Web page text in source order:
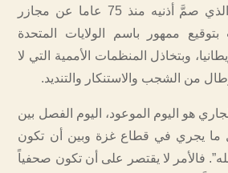
لأكون صوتهم للعالم الذي صمَّ أذنيه منذ 75 عاما عن مجازر
بتوقيع ممهور باسم الولايات المتحدة
وبتخاذل المنظمات الأممية التي لا
من الشجب والاستنكار والتنديد.
هو اليوم الموعود، اليوم الفصل بين
ما يجري في قطاع غزة وبين أن تكون
فالأمر لا يقتصر على أن تكون صحفياً